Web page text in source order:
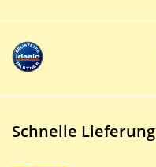
Schnelle Lieferung